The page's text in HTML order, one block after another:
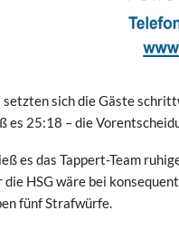
sich die Gäste
es 25:18 – die
es das Tappert-Team
HSG wäre bei
fünf Strafwürfe.